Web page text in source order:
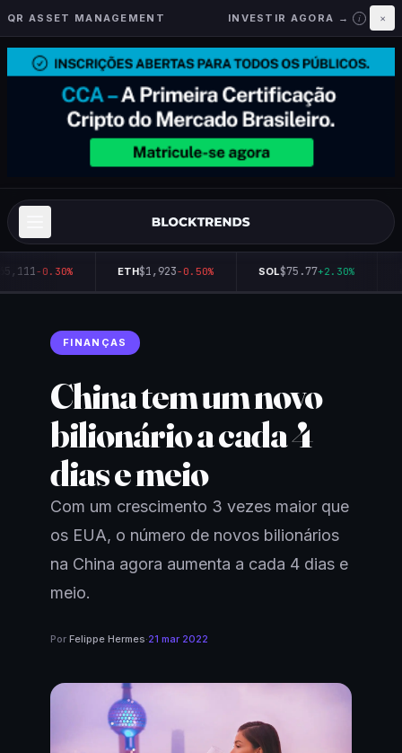
QR ASSET MANAGEMENT INVESTIR AGORA → i ×
-0.30% ETH$1,923-0.50% SOL$75.77+2.30%
FINANÇAS
China tem um novo
bilionário a cada 4
dias e meio
Com um crescimento 3 vezes maior que
os EUA, o número de novos bilionários
na China agora aumenta a cada 4 dias e
meio.
Por Felippe Hermes·21 mar 2022